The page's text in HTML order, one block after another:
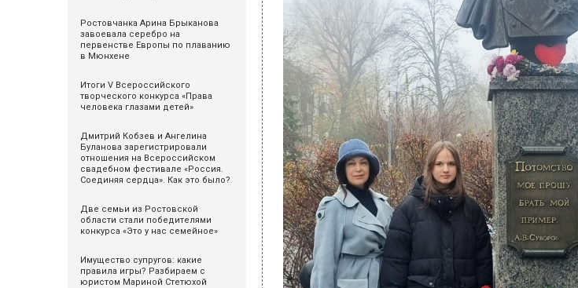
Ростовчанка Арина Брыканова
завоевала серебро на
первенстве Европы по плаванию
в Мюнхене
Итоги V Всероссийского
творческого конкурса «Права
человека глазами детей»
Дмитрий Кобзев и Ангелина
Буланова зарегистрировали
отношения на Всероссийском
свадебном фестивале «Россия.
Соединяя сердца». Как это было?
Две семьи из Ростовской
области стали победителями
конкурса «Это у нас семейное»
Имущество супругов: какие
правила игры? Разбираем с
юристом Мариной Стетюхой